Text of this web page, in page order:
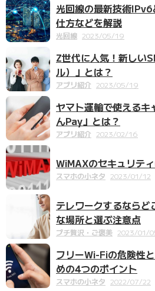
光回線の最新技術
仕方などを解説
光回線 2023/05/19
Z世代に人気！新しい
ル）」とは？
アプリ紹介 2023/05/19
ヤマト運輸で使えるキ
んPay」とは？
アプリ紹介 2023/02/16
WiMAXのセキュリテ
スマホの小ネタ 2023/01/12
テレワークするならど
な場所と選ぶ注意点
プチ贅沢・ご褒美 2023/01/
フリーWi-Fiの危険性
めの4つのポイント
スマホの小ネタ 2022/07/22